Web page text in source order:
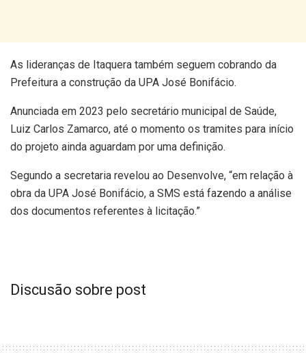
As lideranças de Itaquera também seguem cobrando da
Prefeitura a construção da UPA José Bonifácio.
Anunciada em 2023 pelo secretário municipal de Saúde,
Luiz Carlos Zamarco, até o momento os tramites para início
do projeto ainda aguardam por uma definição.
Segundo a secretaria revelou ao Desenvolve, “em relação à
obra da UPA José Bonifácio, a SMS está fazendo a análise
dos documentos referentes à licitação.”
Discusão sobre post